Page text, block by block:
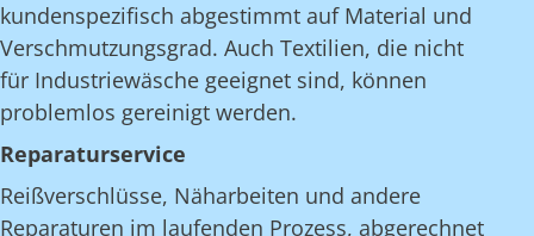
kundenspezifisch abgestimmt auf Material und
Verschmutzungsgrad. Auch Textilien, die nicht
für Industriewäsche geeignet sind, können
problemlos gereinigt werden.
Reparaturservice
Reißverschlüsse, Näharbeiten und andere
Reparaturen im laufenden Prozess, abgerechnet